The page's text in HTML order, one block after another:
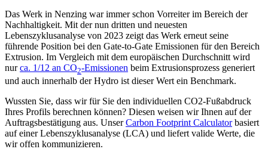
Das Werk in Nenzing war immer schon Vorreiter im Bereich der
Nachhaltigkeit. Mit der nun dritten und neuesten
Lebenszyklusanalyse von 2023 zeigt das Werk erneut seine
führende Position bei den Gate-to-Gate Emissionen für den Bereich
Extrusion. Im Vergleich mit dem europäischen Durchschnitt wird
nurca. 1/12 an CO2-Emissionen beim Extrusionsprozess generiert
und auch innerhalb der Hydro ist dieser Wert ein Benchmark.
Wussten Sie, dass wir für Sie den individuellen CO2-Fußabdruck
Ihres Profils berechnen können? Diesen weisen wir Ihnen auf der
Auftragsbestätigung aus. UnserCarbon Footprint Calculatorbasiert
auf einer Lebenszyklusanalyse (LCA) und liefert valide Werte, die
wir offen kommunizieren.